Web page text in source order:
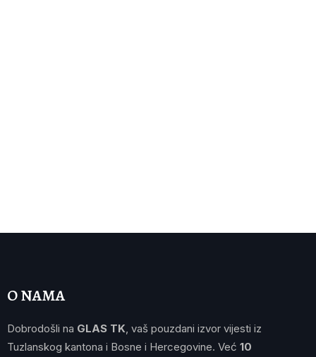
O NAMA
Dobrodošli na GLAS TK , vaš pouzdani izvor vijesti iz
Tuzlanskog kantona i Bosne i Hercegovine. Već 10